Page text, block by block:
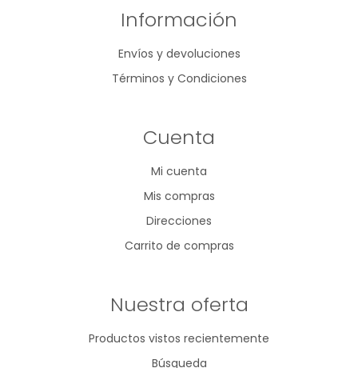
Información
Envíos y devoluciones
Términos y Condiciones
Cuenta
Mi cuenta
Mis compras
Direcciones
Carrito de compras
Nuestra oferta
Productos vistos recientemente
Búsqueda